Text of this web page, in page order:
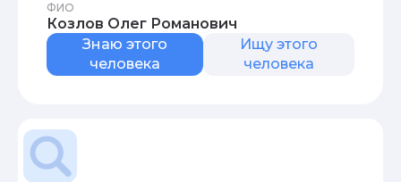
ФИО
Козлов Олег Романович
Знаю этого
человека
Ищу этого
человека